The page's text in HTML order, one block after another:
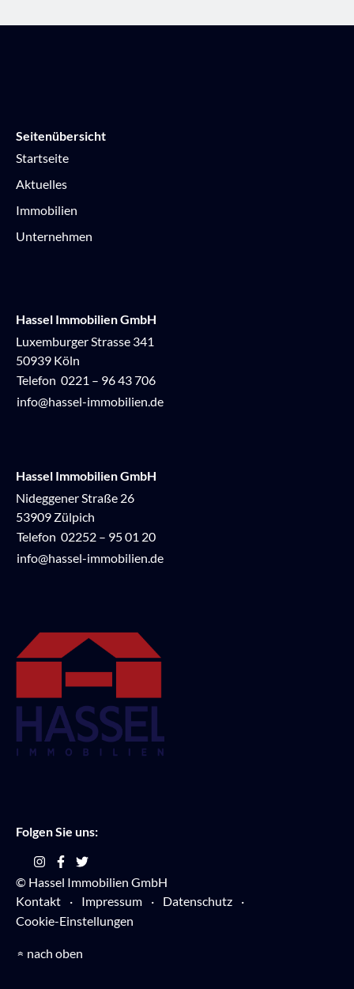
Seitenübersicht
Startseite
Aktuelles
Immobilien
Unternehmen
Hassel Immobilien GmbH
Luxemburger Strasse 341
50939 Köln
Telefon 0221 – 96 43 706
info@hassel-immobilien.de
Hassel Immobilien GmbH
Nideggener Straße 26
53909 Zülpich
Telefon 02252 – 95 01 20
info@hassel-immobilien.de
Folgen Sie uns:
© Hassel Immobilien GmbH
Kontakt
Impressum
Datenschutz
Cookie-Einstellungen
» nach oben